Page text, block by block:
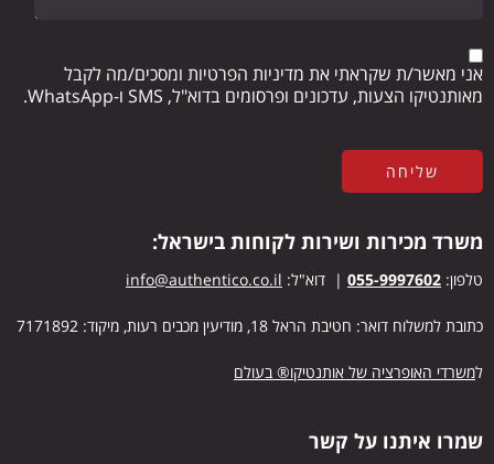
אני מאשר/ת שקראתי את מדיניות הפרטיות ומסכים/מה לקבל
מאותנטיקו הצעות, עדכונים ופרסומים בדוא"ל, SMS ו-WhatsApp.
משרד מכירות ושירות לקוחות בישראל:
טלפון: 055-9997602 | דוא"ל: info@authentico.co.il
כתובת למשלוח דואר: חטיבת הראל 18, מודיעין מכבים רעות, מיקוד: 7171892
למשרדי האופרציה של אותנטיקו® בעולם
שמרו איתנו על קשר